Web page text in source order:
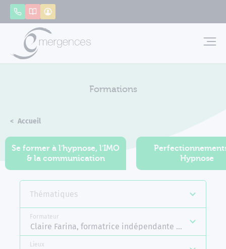
AppelerCatalogue
Formations
Accueil
Se former à l'hypnose, l'IMO
& la communication
Hypnose
Thématiques
Formateur
Claire Farina, formatrice indépendante Emergences
Lieux
Panneau de gestion des cookies